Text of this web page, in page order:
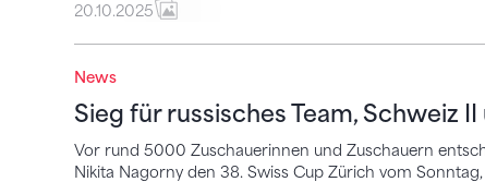
20.10.2025
News
Sieg für russisches Team, Schweiz
Vor rund 5000 Zuschauerinnen und Zuschauern
Nikita Nagorny den 38. Swiss Cup Zürich vom
Sieg für russisches Team, Schweiz II